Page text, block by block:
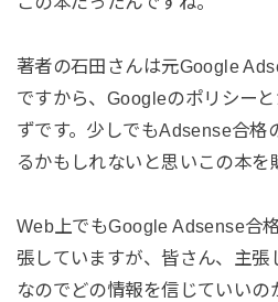
著者の石田さんは元Google
ですから、Googleのポリシー
ずです。少しでもAdsense合格
るかもしれないと思いこの本を
Web上でもGoogle Adsense合
張していますが、皆さん、主張
なのでどの情報を信じていいの